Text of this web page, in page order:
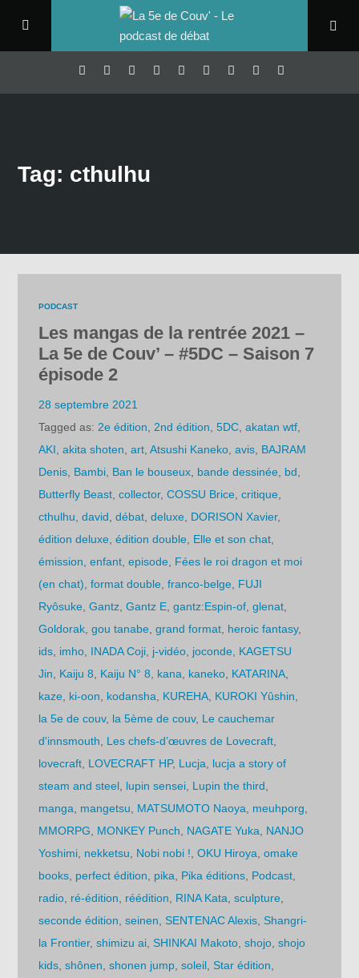
Tag: cthulhu
PODCAST
Les mangas de la rentrée 2021 –
La 5e de Couv’ – #5DC – Saison 7
épisode 2
28 septembre 2021
Tagged as: 2e édition 2nd édition ,5DC ,akatan wtf
AKI ,akita shoten ,art ,Atsushi Kaneko ,avis BAJRAM
Denis Bambi Ban le bouseux bande dessinée bd
Butterfly Beast ,collector,COSSU Brice ,critique
cthulhu ,david ,débat ,deluxe DORISON Xavier,
édition deluxe ,édition double Elle et son chat
émission ,enfant ,episode Fées le roi dragon et moi
(en chat) ,format double ,franco-belge FUJI
Ryôsuke ,Gantz ,Gantz E ,gantz:Espin-of ,glenat
Goldorak ,gou tanabe ,grand format heroic fantasy,
ids imho INADA Coji j-vidéo joconde KAGETSU
Jin
Kaiju 8 Kaiju N° 8 kana kaneko KATARINA
kaze ki-oon kodansha KUREHA KUROKI Yûshin
la 5e de couv, la 5ème de couv, Le cauchemar
d'innsmouth
Les chefs-d’œuvres de Lovecraft
lovecraft LOVECRAFT HP, Lucja
lucja a story of
steam and steel lupin sensei Lupin the third
manga
mangetsu MATSUMOTO Naoya meuhporg
MMORPG
MONKEY Punch NAGATE Yuka
NANJO
Yoshimi nekketsu Nobi nobi ! ,OKU Hiroya ,omake
books perfect édition pika Pika éditions Podcast
radio ré-édition réédition RINA Kata ,sculpture
seconde édition ,seinen ,SENTENAC Alexis ,Shangri-
la Frontier,shimizu ai ,SHINKAI Makoto ,shojo ,shojo
kids ,shônen ,shonen jump ,soleil ,Star édition